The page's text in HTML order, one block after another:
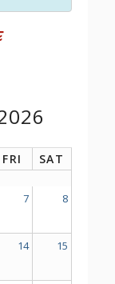
FRI SAT
7 8
14 15